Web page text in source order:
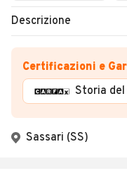
Descrizione
Certificazioni e
Storia del
Sassari (SS)